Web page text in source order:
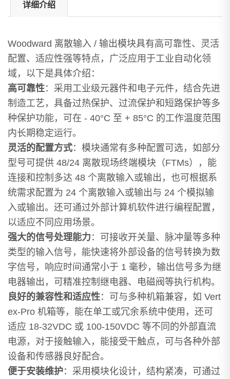
详细介绍
Woodward 离散输入 / 输出模块具有高可靠性、灵活
配置、适应性强等特点，广泛应用于工业自动化领
域，以下是具体介绍：
高可靠性：采用工业级元器件和电子元件，结合先进
制造工艺，具备过热保护、过流保护和短路保护等多
种保护功能，可在 - 40°C 至 + 85°C 的工作温度范围
内长期稳定运行。
灵活的配置方式：模块通常有多种配置可选，如部分
型号可提供 48/24 离散现场终端模块（FTMs），能
连接和控制多达 48 个离散输入或输出，也可根据系
统需求配置为 24 个离散输入或输出与 24 个模拟输
入或输出。还可通过外部计算机软件进行编程配置，
以适应不同应用场景。
强大的信号处理能力 ：可接收开关量、脉冲量等多种
类型的输入信号，能快速将外部设备的信号转换为数
字信号，响应时间通常小于 1 毫秒，输出信号多为继
电器输出，可精准控制继电器、电磁阀等执行机构。
良好的兼容性和适应性：可与多种机箱兼容，如 Vert
ex-Pro 机箱等，能在单工或冗余系统中使用，还可
适应 18-32VDC 或 100-150VDC 等不同的外部直流
电源，对于接触输入，能接受干触点，可与各种外部
设备和传感器良好配合。
便于安装维护：采用模块化设计，结构紧凑，可通过